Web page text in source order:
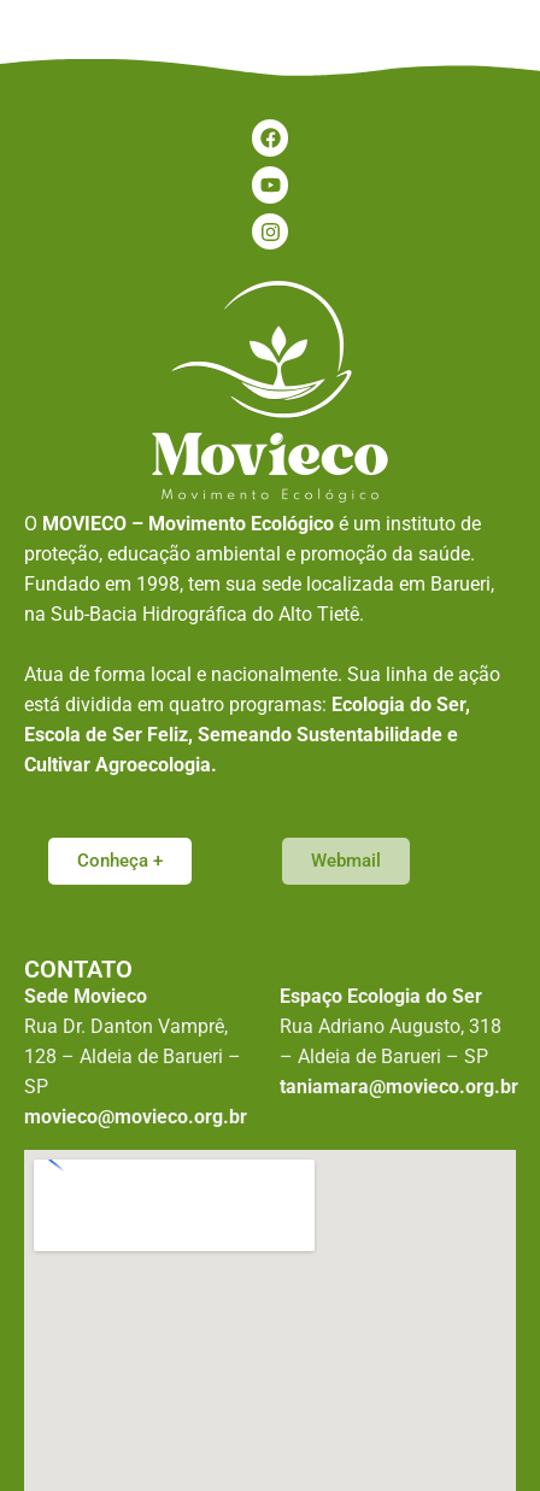
O MOVIECO – Movimento Ecológico é um instituto de
proteção, educação ambiental e promoção da saúde.
Fundado em 1998, tem sua sede localizada em Barueri,
na Sub-Bacia Hidrográfica do Alto Tietê.
Atua de forma local e nacionalmente. Sua linha de ação
está dividida em quatro programas: Ecologia do Ser,
Escola de Ser Feliz, Semeando Sustentabilidade e
Cultivar Agroecologia.
Conheça + Webmail
CONTATO
Sede Movieco
Rua Dr. Danton Vamprê,
128 – Aldeia de Barueri –
SP
movieco@movieco.org.br
Espaço Ecologia do Ser
Rua Adriano Augusto, 318
– Aldeia de Barueri – SP
taniamara@movieco.org.br